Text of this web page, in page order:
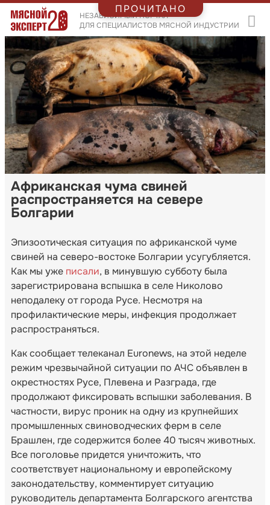
НЕЗАВИСИМЫЙ ПОРТАЛ
ДЛЯ СПЕЦИАЛИСТОВ МЯСНОЙ ИНДУСТРИИ
Африканская чума свиней
распространяется на севере
Болгарии
Эпизоотическая ситуация по африканской чуме
свиней на северо-востоке Болгарии усугубляется.
Как мы уже писали, в минувшую субботу была
зарегистрирована вспышка в селе Николово
неподалеку от города Русе. Несмотря на
профилактические меры, инфекция продолжает
распространяться.
Как сообщает телеканал Euronews, на этой неделе
режим чрезвычайной ситуации по АЧС объявлен в
окрестностях Русе, Плевена и Разграда, где
продолжают фиксировать вспышки заболевания. В
частности, вирус проник на одну из крупнейших
промышленных свиноводческих ферм в селе
Брашлен, где содержится более 40 тысяч животных.
Все поголовье придется уничтожить, что
соответствует национальному и европейскому
законодательству, комментирует ситуацию
руководитель департамента Болгарского агентства
ПРОЧИТАНО